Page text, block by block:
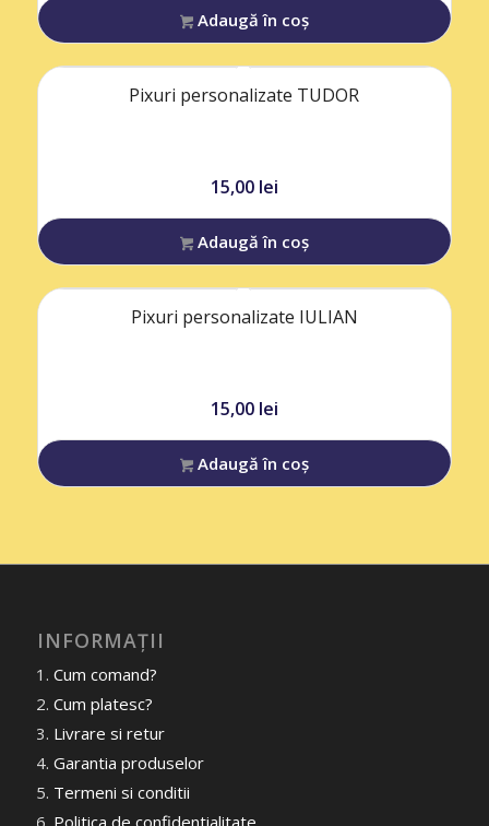
Adaugă în coș
Pixuri personalizate TUDOR
15,00 lei
Adaugă în coș
Pixuri personalizate IULIAN
15,00 lei
Adaugă în coș
INFORMAȚII
Cum comand?
Cum platesc?
Livrare si retur
Garantia produselor
Termeni si conditii